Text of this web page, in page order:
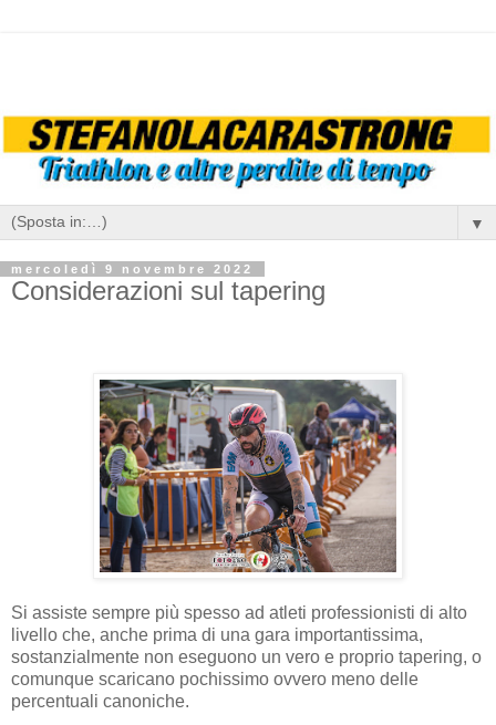
▼
mercoledì 9 novembre 2022
Considerazioni sul tapering
Si assiste sempre più spesso ad atleti professionisti di alto
livello che, anche prima di una gara importantissima,
sostanzialmente non eseguono un vero e proprio tapering, o
comunque scaricano pochissimo ovvero meno delle
percentuali canoniche.